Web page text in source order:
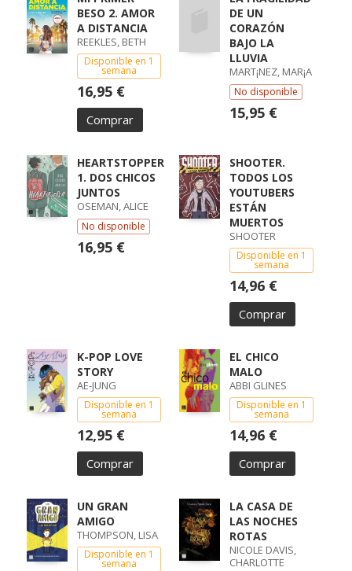
BESO 2. AMOR
A DISTANCIA
REEKLES, BETH
Disponible en 1
semana
16,95 €
Comprar
DE UN
CORAZÓN
BAJO LA
LLUVIA
MART¡NEZ, MAR¡A
No disponible
15,95 €
HEARTSTOPPER
1. DOS CHICOS
JUNTOS
OSEMAN, ALICE
No disponible
16,95 €
SHOOTER.
TODOS LOS
YOUTUBERS
ESTÁN
MUERTOS
SHOOTER
Disponible en 1
semana
14,96 €
Comprar
K-POP LOVE
STORY
AE-JUNG
Disponible en 1
semana
12,95 €
Comprar
EL CHICO
MALO
ABBI GLINES
Disponible en 1
semana
14,96 €
Comprar
UN GRAN
AMIGO
THOMPSON, LISA
Disponible en 1
semana
LA CASA DE
LAS NOCHES
ROTAS
NICOLE DAVIS,
CHARLOTTE